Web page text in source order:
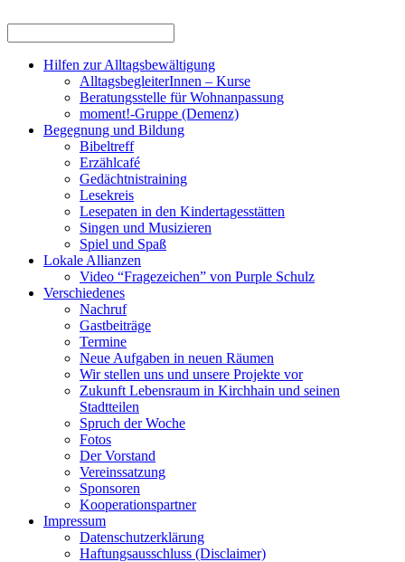
Hilfen zur Alltagsbewältigung
AlltagsbegleiterInnen – Kurse
Beratungsstelle für Wohnanpassung
moment!-Gruppe (Demenz)
Begegnung und Bildung
Bibeltreff
Erzählcafé
Gedächtnistraining
Lesekreis
Lesepaten in den Kindertagesstätten
Singen und Musizieren
Spiel und Spaß
Lokale Allianzen
Video “Fragezeichen” von Purple Schulz
Verschiedenes
Nachruf
Gastbeiträge
Termine
Neue Aufgaben in neuen Räumen
Wir stellen uns und unsere Projekte vor
Zukunft Lebensraum in Kirchhain und seinen
Stadtteilen
Spruch der Woche
Fotos
Der Vorstand
Vereinssatzung
Sponsoren
Kooperationspartner
Impressum
Datenschutzerklärung
Haftungsausschluss (Disclaimer)